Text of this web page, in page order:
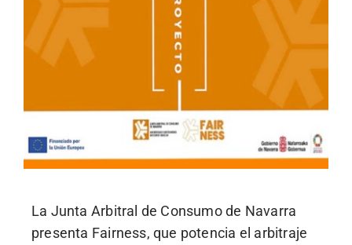
La Junta Arbitral de Consumo de Navarra
presenta Fairness, que potencia el arbitraje